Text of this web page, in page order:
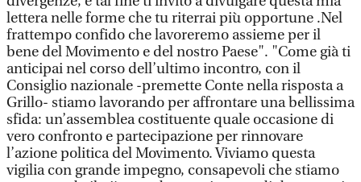
lettera nelle forme che tu riterrai più opportune .Nel
frattempo confido che lavoreremo assieme per il
bene del Movimento e del nostro Paese". "Come già ti
anticipai nel corso dell’ultimo incontro, con il
Consiglio nazionale -premette Conte nella risposta a
Grillo- stiamo lavorando per affrontare una bellissima
sfida: un’assemblea costituente quale occasione di
vero confronto e partecipazione per rinnovare
l’azione politica del Movimento. Viviamo questa
vigilia con grande impegno, consapevoli che stiamo